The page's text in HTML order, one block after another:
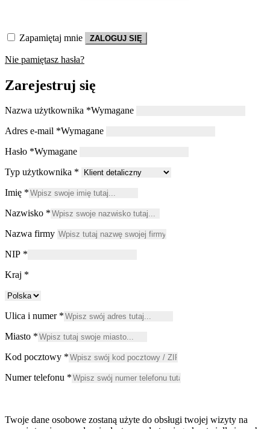
Zapamiętaj mnie ZALOGUJ SIĘ
Nie pamiętasz hasła?
Zarejestruj się
Nazwa użytkownika *Wymagane
Adres e-mail *Wymagane
Hasło *Wymagane
Typ użytkownika *
Imię *
Nazwisko *
Nazwa firmy
NIP *
Kraj *
Ulica i numer *
Miasto *
Kod pocztowy *
Numer telefonu *
Twoje dane osobowe zostaną użyte do obsługi twojej wizyty na